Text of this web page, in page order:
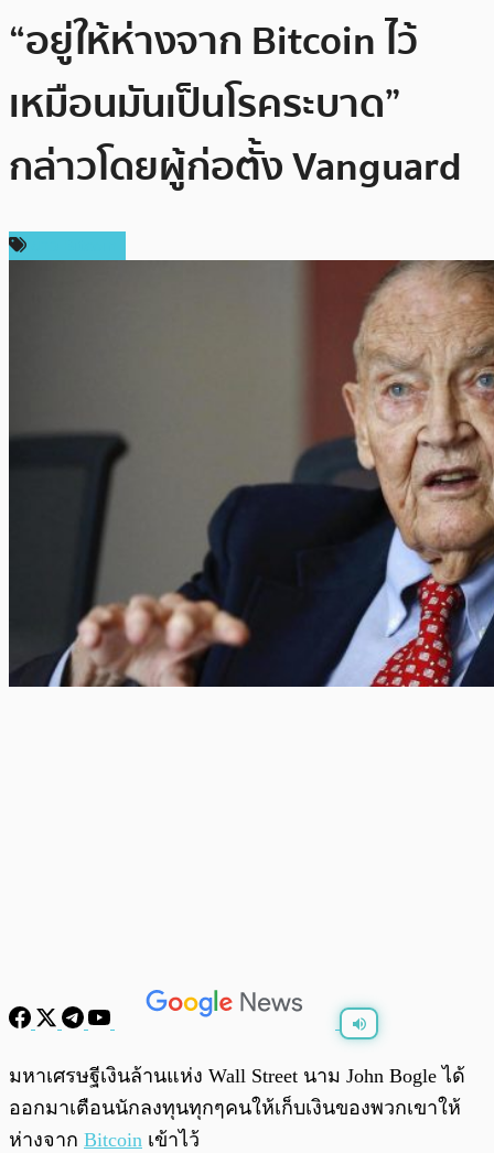
“อยู่ให้ห่างจาก Bitcoin ไว้
เหมือนมันเป็นโรคระบาด”
กล่าวโดยผู้ก่อตั้ง Vanguard
พร้อมเล่น 0:00
มหาเศรษฐีเงินล้านแห่ง Wall Street นาม John Bogle ได้
ออกมาเตือนนักลงทุนทุกๆคนให้เก็บเงินของพวกเขาให้
ห่างจาก Bitcoin เข้าไว้